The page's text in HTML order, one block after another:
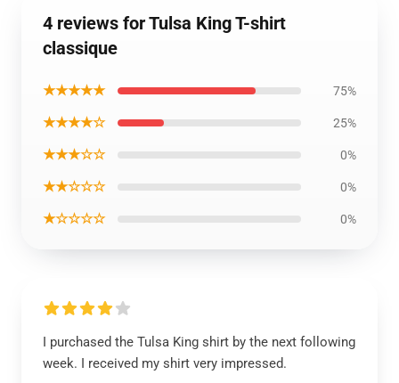
4 reviews for Tulsa King T-shirt
classique
★★★★★ 75%
★★★★☆ 25%
★★★☆☆ 0%
★★☆☆☆ 0%
★☆☆☆☆ 0%
I purchased the Tulsa King shirt by the next following
week. I received my shirt very impressed.